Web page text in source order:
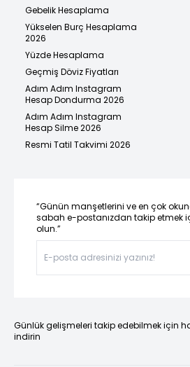
Gebelik Hesaplama
Yükselen Burç Hesaplama
2026
Yüzde Hesaplama
Geçmiş Döviz Fiyatları
Adım Adım Instagram
Hesap Dondurma 2026
Adım Adım Instagram
Hesap Silme 2026
Resmi Tatil Takvimi 2026
“Günün manşetlerini ve en çok
sabah e-postanızdan takip etmek
olun.”
Günlük gelişmeleri takip edebilmek için
indirin